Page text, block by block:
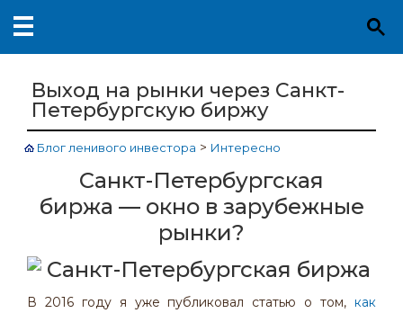
Выход на рынки через Санкт-
Петербургскую биржу
Блог ленивого инвестора > Интересно
Санкт-Петербургская
биржа — окно в зарубежные
рынки?
В 2016 году я уже публиковал статью о том, как